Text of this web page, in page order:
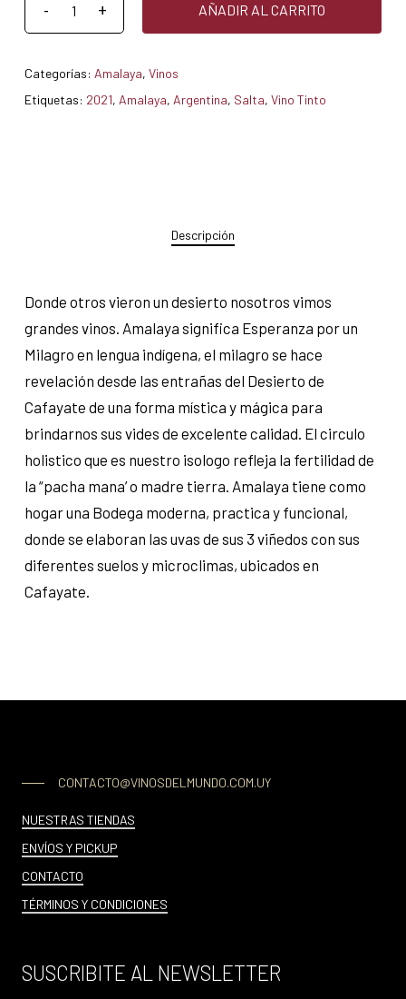
AÑADIR AL CARRITO
Categorías: Amalaya, Vinos
Etiquetas: 2021, Amalaya, Argentina, Salta, Vino Tinto
Descripción
Donde otros vieron un desierto nosotros vimos
grandes vinos. Amalaya significa Esperanza por un
Milagro en lengua indígena, el milagro se hace
revelación desde las entrañas del Desierto de
Cafayate de una forma mística y mágica para
brindarnos sus vides de excelente calidad. El circulo
holistico que es nuestro isologo refleja la fertilidad de
la “pacha mana’ o madre tierra. Amalaya tiene como
hogar una Bodega moderna, practica y funcional,
donde se elaboran las uvas de sus 3 viñedos con sus
diferentes suelos y microclimas, ubicados en
Cafayate.
CONTACTO@VINOSDELMUNDO.COM.UY
NUESTRAS TIENDAS
ENVÍOS Y PICKUP
CONTACTO
TÉRMINOS Y CONDICIONES
SUSCRIBITE AL NEWSLETTER